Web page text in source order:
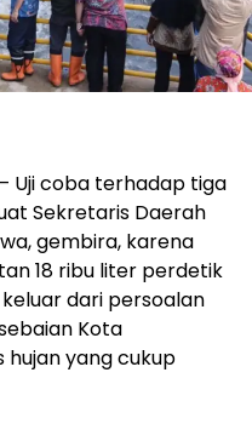
Uji coba terhadap tiga
Sekretaris Daerah
gembira, karena
18 ribu liter perdetik
dari persoalan
Kota
yang cukup